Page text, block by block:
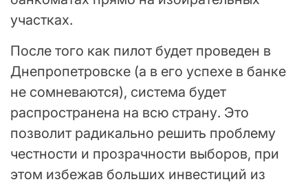
участках.
После того как пилот будет проведен в
Днепропетровске (а в его успехе в банке
не сомневаются), система будет
распространена на всю страну. Это
позволит радикально решить проблему
честности и прозрачности выборов, при
этом избежав больших инвестиций из